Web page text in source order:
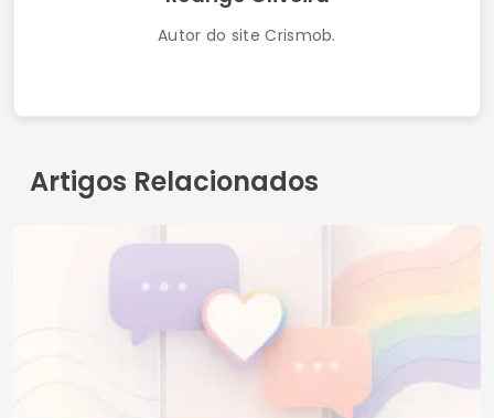
Política de Privacidade
© 2026 Crismob